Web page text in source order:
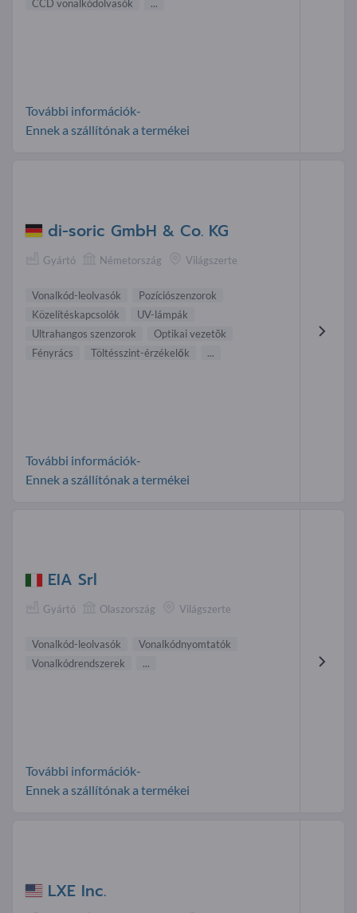
CCD vonalkódolvasók ...
További információk-
Ennek a szállítónak a termékei
di-soric GmbH & Co. KG
Gyártó Németország Világszerte
Vonalkód-leolvasók
Pozíciószenzorok
Közelítéskapcsolók
UV-lámpák
Ultrahangos szenzorok
Optikai vezetõk
Fényrács
Töltésszint-érzékelők ...
További információk-
Ennek a szállítónak a termékei
EIA Srl
Gyártó Olaszország Világszerte
Vonalkód-leolvasók
Vonalkódnyomtatók
Vonalkódrendszerek
...
További információk-
Ennek a szállítónak a termékei
LXE Inc.